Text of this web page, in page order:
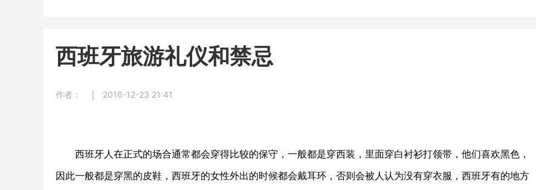
西班牙旅游礼仪和禁忌
作者： 2016-12-23 21:41
西班牙人在正式的场合通常都会穿得比较的保守，一般都是穿西装，里面穿白衬衫打领带，他们喜欢黑色，
因此一般都是穿黑的皮鞋，西班牙的女性外出的时候都会戴耳环，否则会被人认为没有穿衣服，西班牙有的地方